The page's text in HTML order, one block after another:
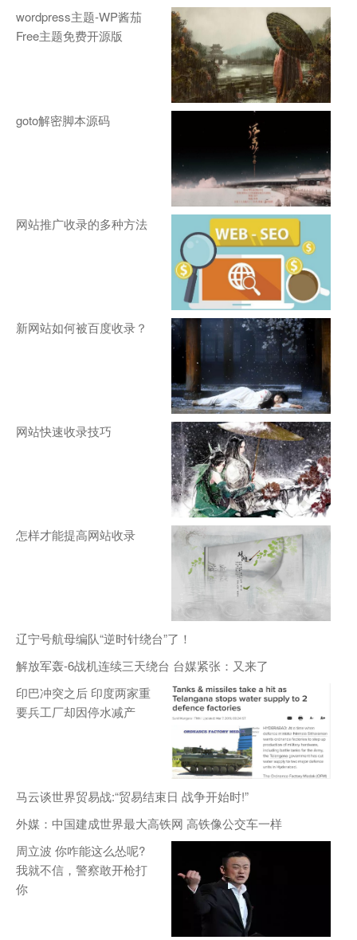
wordpress主题-WP酱茄
Free主题免费开源版
goto解密脚本源码
网站推广收录的多种方法
新网站如何被百度收录？
网站快速收录技巧
怎样才能提高网站收录
辽宁号航母编队“逆时针绕台”了！
解放军轰-6战机连续三天绕台 台媒紧张：又来了
印巴冲突之后 印度两家重
要兵工厂却因停水减产
马云谈世界贸易战:“贸易结束日 战争开始时!”
外媒：中国建成世界最大高铁网 高铁像公交车一样
周立波 你咋能这么怂呢?
我就不信，警察敢开枪打
你